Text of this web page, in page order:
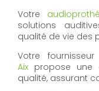
Votre
solutions
qualité de vie des
Votre
Aix propose une
qualité, assurant